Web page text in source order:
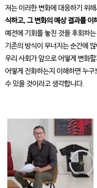
저는 이러한 변화에 대응하기 위
식하고, 그 변화의 예상 결과를 이
예전에 기회를 놓친 것을 후회하
기존의 방식이 무너지는 순간에
우리 사회가 앞으로 어떻게 변화
어떻게 진화하는지 이해하면 누
수 있을 것이라고 생각합니다.